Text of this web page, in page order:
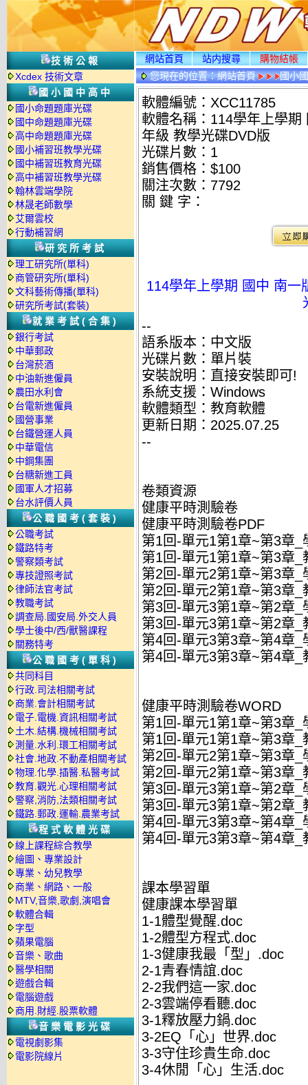
技術公報
Xcdex 技術文章
國小國中高中
國小命題題庫光碟
國中命題題庫光碟
高中命題題庫光碟
國小補習班教學光碟
國中補習班教育光碟
高中補習班教學光碟
翰林雲端學院
林晟老師數學
艾爾雲校
行動補習網
研究所考試
理工研究所(單科)
商管研究所(單科)
文科藝術傳播(單科)
研究所考試(套裝)
就業考試(合集)
銀行考試
中華郵政
台灣菸酒
中油新進僱員
農田水利會
台電新進僱員
國營事業
台鐵營運人員
中華電信
中鋼集團
台糖新進工員
國軍人才招募
台水評價人員
公職國考(套裝)
公職考試
鐵路特考
警察類考試
專技證照考試
律師法官考試
教職考試
調查局.國安局.外交人員
學士後中/西/獸醫課程
關務特考
公職國考(單科)
共同科目
行政.司法相關考試
商業.會計相關考試
電子.電機.資訊相關考試
土木.結構.機械相關考試
測量.水利.環工相關考試
社會.地政.不動產相關考試
物理.化學.插醫.私醫考試
教育.觀光.心理相關考試
警察,消防,法類相關考試
鐵路.郵政.運輸.農業考試
程式軟體光碟
線上課程綜合教學
繪圖、專業設計
專業、幼兒教學
商業、網路、一般
MTV,音樂,歌劇,演唱會
軟體合輯
字型
蘋果電腦
音樂、歌曲
醫學相關
遊戲合輯
電腦遊戲
商用.財經.股票軟體
音樂電影光碟
電視劇影集
電影院線片
網站首頁 站内搜尋
購物結帳
您現在的位置：網站首頁 國小
軟體編號：XCC11785
軟體名稱：114學年上學
年級 教學光碟DVD版
光碟片數：1
銷售價格：$100
關注次數： 7792
關 鍵 字：
114學年上學期 國中 南一
--
語系版本：中文版
光碟片數：單片裝
安裝說明：直接安裝即可!
系統支援：Windows
軟體類型：教育軟體
更新日期：2025.07.25
--
卷類資源
健康平時測驗卷
健康平時測驗卷PDF
第1回-單元1第1章~第3章_
第1回-單元1第1章~第3章_
第2回-單元2第1章~第3章_
第2回-單元2第1章~第3章_
第3回-單元3第1章~第2章_
第3回-單元3第1章~第2章_
第4回-單元3第3章~第4章_
第4回-單元3第3章~第4章_
健康平時測驗卷WORD
第1回-單元1第1章~第3章_
第1回-單元1第1章~第3章_
第2回-單元2第1章~第3章_
第2回-單元2第1章~第3章_
第3回-單元3第1章~第2章_
第3回-單元3第1章~第2章_
第4回-單元3第3章~第4章_
第4回-單元3第3章~第4章_
課本學習單
健康課本學習單
1-1體型覺醒.doc
1-2體型方程式.doc
1-3健康我最「型」.doc
2-1青春情誼.doc
2-2我們這一家.doc
2-3雲端停看聽.doc
3-1釋放壓力鍋.doc
3-2EQ「心」世界.doc
3-3守住珍貴生命.doc
3-4休閒「心」生活.doc